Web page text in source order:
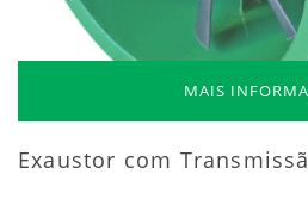
MAIS
Exaustor com